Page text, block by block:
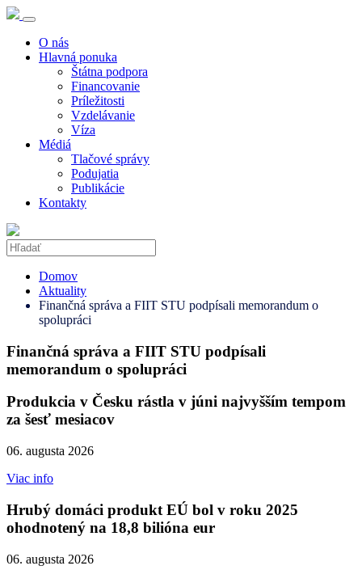
O nás
Hlavná ponuka
Štátna podpora
Financovanie
Príležitosti
Vzdelávanie
Víza
Médiá
Tlačové správy
Podujatia
Publikácie
Kontakty
Domov
Aktuality
Finančná správa a FIIT STU podpísali memorandum o
spolupráci
Finančná správa a FIIT STU podpísali
memorandum o spolupráci
Produkcia v Česku rástla v júni najvyšším tempom
za šesť mesiacov
06. augusta 2026
Viac info
Hrubý domáci produkt EÚ bol v roku 2025
ohodnotený na 18,8 bilióna eur
06. augusta 2026